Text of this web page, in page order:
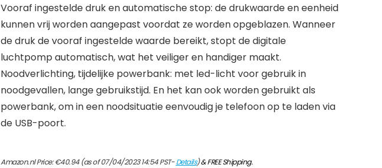
Vooraf ingestelde druk en automatische stop: de drukwaarde en eenheid
kunnen vrij worden aangepast voordat ze worden opgeblazen. Wanneer
de druk de vooraf ingestelde waarde bereikt, stopt de digitale
luchtpomp automatisch, wat het veiliger en handiger maakt.
Noodverlichting, tijdelijke powerbank: met led-licht voor gebruik in
noodgevallen, lange gebruikstijd. En het kan ook worden gebruikt als
powerbank, om in een noodsituatie eenvoudig je telefoon op te laden via
de USB-poort.
Amazon.nl Price:€40.94(as of 07/04/2023 14:54 PST-Details)&FREE Shipping.